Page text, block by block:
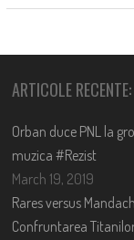
ARTICOLE RECENTE:
Orban duce PNL la
muzica #Rezist
March 19, 2019
Rares versus
Confruntarea